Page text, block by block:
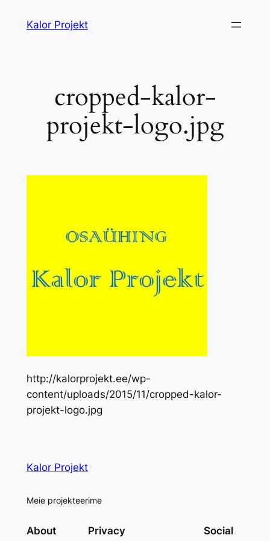
Kalor Projekt
cropped-kalor-
projekt-logo.jpg
http://kalorprojekt.ee/wp-
content/uploads/2015/11/cropped-kalor-
projekt-logo.jpg
Kalor Projekt
Meie projekteerime
About Privacy Social